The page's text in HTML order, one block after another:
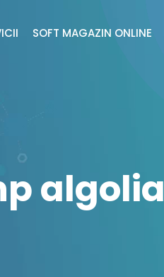
SOFT MAGAZIN ONLINE
algolia